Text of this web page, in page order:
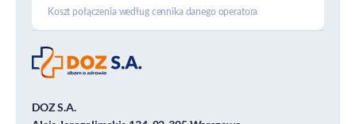
Koszt połączenia według cennika danego operatora
DOZ S.A.